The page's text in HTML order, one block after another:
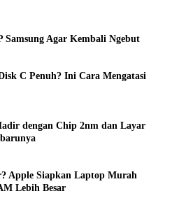
Agar Kembali Ngebut
C Penuh? Ini Cara Mengatasi
dengan Chip 2nm dan Layar
Apple Siapkan Laptop Murah
Lebih Besar